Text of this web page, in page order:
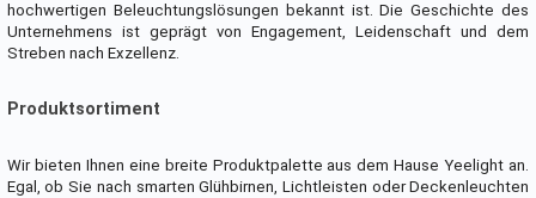
hochwertigen Beleuchtungslösungen bekannt ist. Die Geschichte des
Unternehmens ist geprägt von Engagement, Leidenschaft und dem
Streben nach Exzellenz.
Produktsortiment
Wir bieten Ihnen eine breite Produktpalette aus dem Hause Yeelight an.
Egal, ob Sie nach smarten Glühbirnen, Lichtleisten oder Deckenleuchten